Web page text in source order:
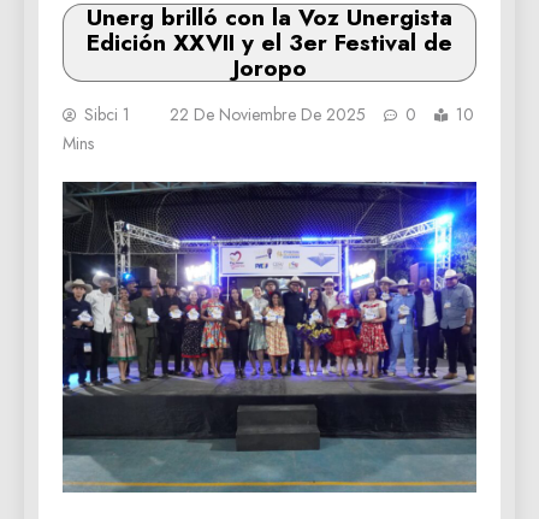
Unerg brilló con la Voz Unergista
Edición XXVII y el 3er Festival de
Joropo
Sibci 1 22 De Noviembre De 2025 0
10
Mins